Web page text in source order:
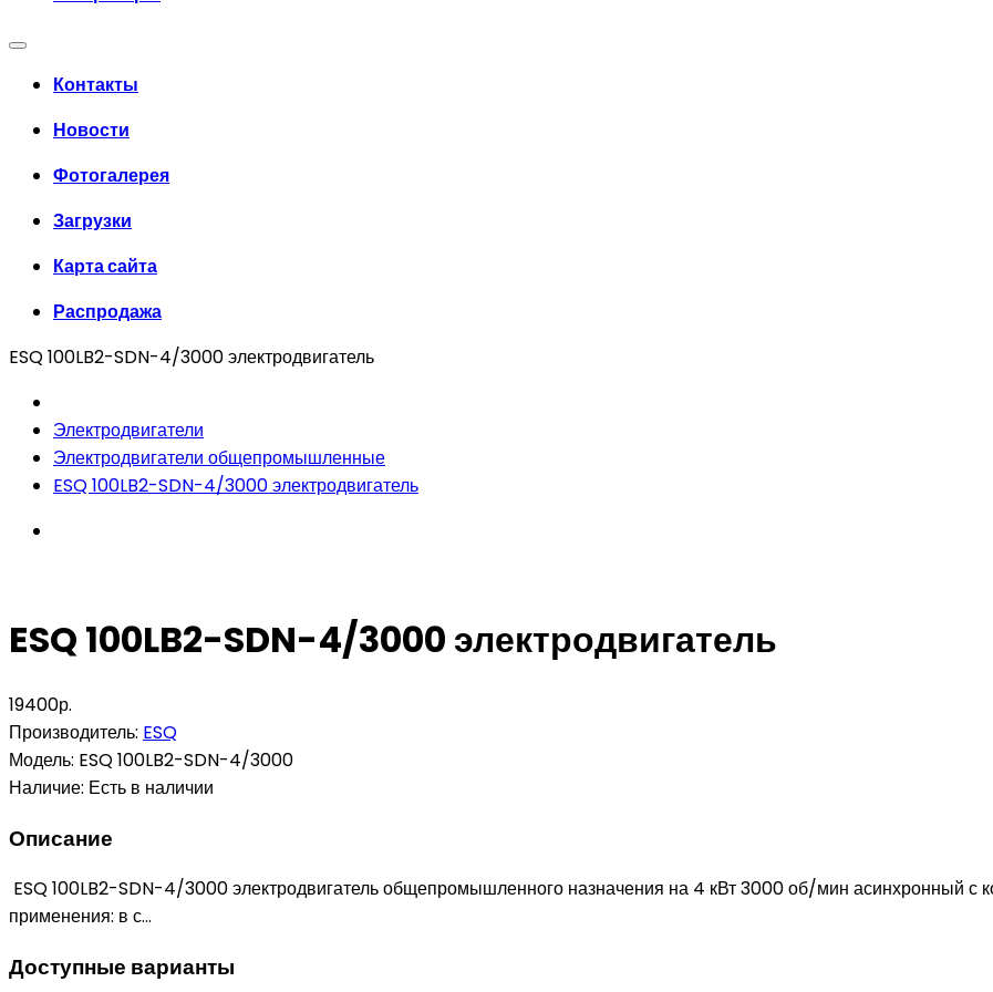
Контакты
Новости
Фотогалерея
Загрузки
Карта сайта
Распродажа
ESQ 100LB2-SDN-4/3000 электродвигатель
Электродвигатели
Электродвигатели общепромышленные
ESQ 100LB2-SDN-4/3000 электродвигатель
ESQ 100LB2-SDN-4/3000 электродвигатель
19400р.
Производитель: ESQ
Модель: ESQ 100LB2-SDN-4/3000
Наличие: Есть в наличии
Описание
ESQ 100LB2-SDN-4/3000 электродвигатель общепромышленного назначения на 4 кВт 3000 об/мин асинхронный с
применения: в с...
Доступные варианты